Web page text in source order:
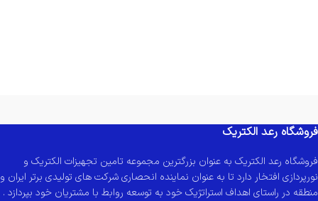
فروشگاه رعد الکتریک
فروشگاه رعد الکتریک به عنوان بزرگترین مجموعه تامین تجهیزات الکتریک و
نورپردازی افتخار دارد تا به عنوان نماینده انحصاری شرکت های تولیدی برتر ایران و
منطقه در راستای اهداف استراتژیک خود به توسعه روابط با مشتریان خود بپردازد .